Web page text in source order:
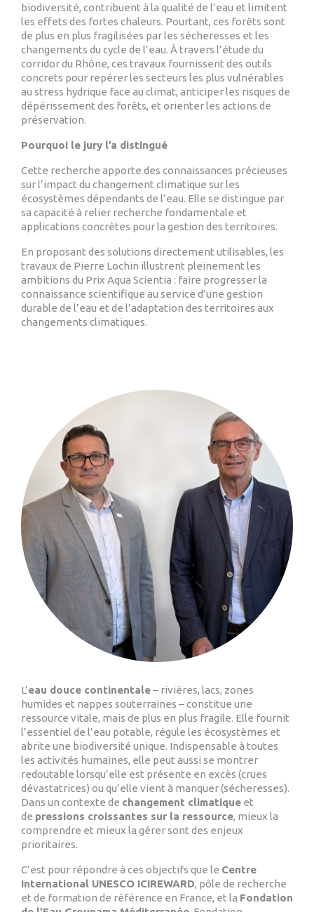
biodiversité, contribuent à la qualité de l’eau et limitent
les effets des fortes chaleurs. Pourtant, ces forêts sont
de plus en plus fragilisées par les sécheresses et les
changements du cycle de l’eau. À travers l’étude du
corridor du Rhône, ces travaux fournissent des outils
concrets pour repérer les secteurs les plus vulnérables
au stress hydrique face au climat, anticiper les risques de
dépérissement des forêts, et orienter les actions de
préservation.
Pourquoi le jury l’a distingué
Cette recherche apporte des connaissances précieuses
sur l’impact du changement climatique sur les
écosystèmes dépendants de l’eau. Elle se distingue par
sa capacité à relier recherche fondamentale et
applications concrètes pour la gestion des territoires.
En proposant des solutions directement utilisables, les
travaux de Pierre Lochin illustrent pleinement les
ambitions du Prix Aqua Scientia : faire progresser la
connaissance scientifique au service d’une gestion
durable de l’eau et de l’adaptation des territoires aux
changements climatiques.
L’eau douce continentale– rivières, lacs, zones
humides et nappes souterraines – constitue une
ressource vitale, mais de plus en plus fragile. Elle fournit
l’essentiel de l’eau potable, régule les écosystèmes et
abrite une biodiversité unique. Indispensable à toutes
les activités humaines, elle peut aussi se montrer
redoutable lorsqu’elle est présente en excès (crues
dévastatrices) ou qu’elle vient à manquer (sécheresses).
Dans un contexte de changement climatique et
de pressions croissantes sur la ressource, mieux la
comprendre et mieux la gérer sont des enjeux
prioritaires.
C’est pour répondre à ces objectifs que le Centre
International UNESCO ICIREWARD, pôle de recherche
et de formation de référence en France, et la Fondation